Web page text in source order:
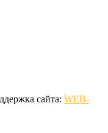
сайта: WEB-